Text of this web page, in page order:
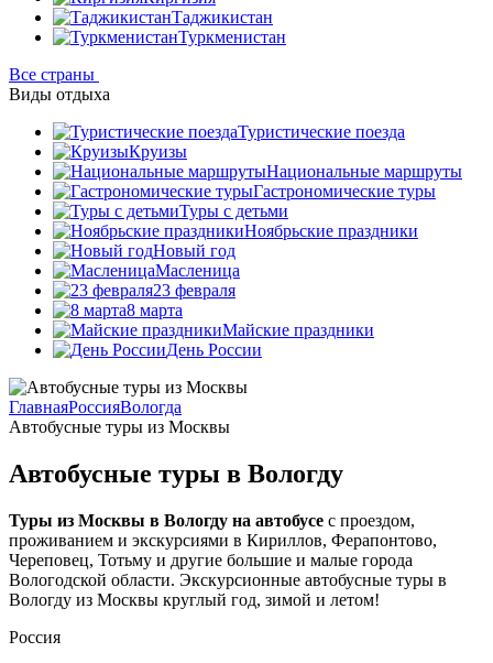
Таджикистан
Туркменистан
Все страны
Виды отдыха
Туристические поезда
Круизы
Национальные маршруты
Гастрономические туры
Туры с детьми
Ноябрьские праздники
Новый год
Масленица
23 февраля
8 марта
Майские праздники
День России
ГлавнаяРоссияВологда
Автобусные туры из Москвы
Автобусные туры в Вологду
Туры из Москвы в Вологду на автобусе с проездом,
проживанием и экскурсиями в Кириллов, Ферапонтово,
Череповец, Тотьму и другие большие и малые города
Вологодской области. Экскурсионные автобусные туры в
Вологду из Москвы круглый год, зимой и летом!
Россия